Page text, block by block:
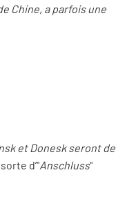
Chine, a parfois une
et Donesk seront de
d’"Anschluss"